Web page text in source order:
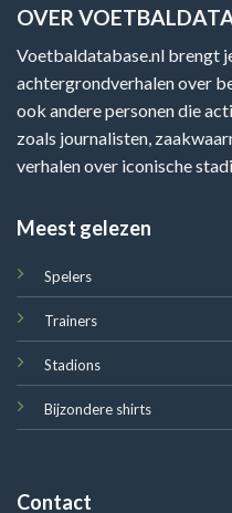
OVER
Voetbaldatabase.nl brengt
achtergrondverhalen over
ook andere personen die
zoals journalisten,
verhalen over iconische
Meest gelezen
Spelers
Trainers
Stadions
Bijzondere shirts
Contact